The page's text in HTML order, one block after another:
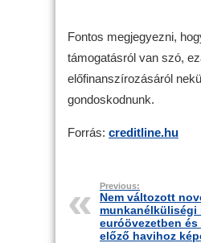
Fontos megjegyezni,
támogatásról van szó,
előfinanszírozásáról
gondoskodnunk.
Forrás: creditline.hu
Previous:
Nem változott
munkanélküliségi
euróövezetben és
előző havihoz